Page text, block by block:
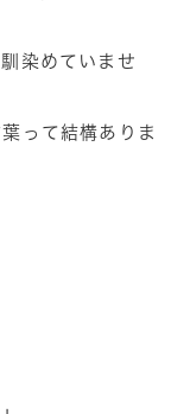
染めていませ
って結構ありま